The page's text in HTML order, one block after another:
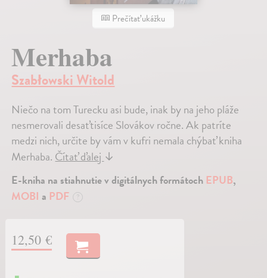
Prečítať ukážku
Merhaba
Szabłowski Witold
Niečo na tom Turecku asi bude, inak by na jeho pláže
nesmerovali desaťtisíce Slovákov ročne. Ak patríte
medzi nich, určite by vám v kufri nemala chýbať kniha
Merhaba.Čítať ďalej↓
E-kniha na stiahnutie v digitálnych formátoch EPUB,
MOBI a PDF ?
12,50 €